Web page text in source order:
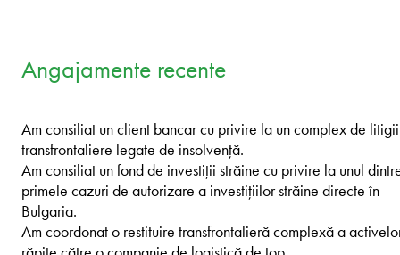
Angajamente recente
Am consiliat un client bancar cu privire la un complex de litigii
transfrontaliere legate de insolvență.
Am consiliat un fond de investiții străine cu privire la unul
primele cazuri de autorizare a investițiilor străine directe în
Bulgaria.
Am coordonat o restituire transfrontalieră complexă a